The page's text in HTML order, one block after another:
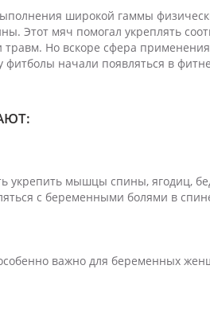
широкой гаммы
Этот мяч помогал укреплять
Но вскоре сфера
начали появляться в
укрепить мышцы спины, ягодиц,
с беременными болями в
важно для беременных